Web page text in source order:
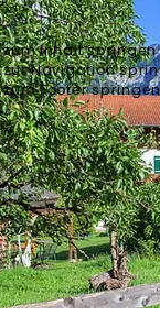
zum Inhalt springen
zur Navigation
zum Footer springen